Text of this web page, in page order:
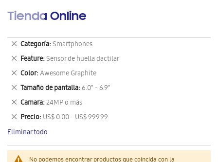
Tienda Online
Categoría Smartphones
Eliminar
este
artículo
Feature Sensor de huella dactilar
Eliminar
este
artículo
Color Awesome Graphite
Eliminar
este
artículo
Tamaño de pantalla 6.0" - 6.9"
Eliminar
este
artículo
Camara 24MP o más
Eliminar
este
artículo
Precio US$ 0.00 - US$ 999.99
Eliminar
este
artículo
Eliminar todo